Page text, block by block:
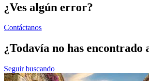
¿Ves algún error?
Contáctanos
¿Todavía no has encontrado
Seguir buscando